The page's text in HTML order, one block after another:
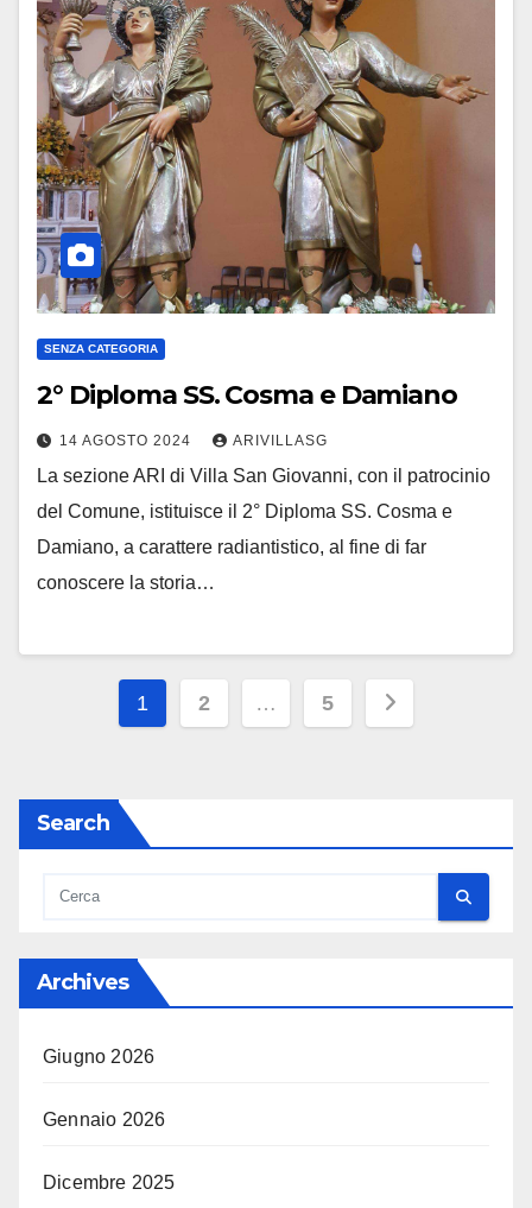
SENZA CATEGORIA
2° Diploma SS. Cosma e Damiano
14 AGOSTO 2024 ARIVILLASG
La sezione ARI di Villa San Giovanni, con il patrocinio
del Comune, istituisce il 2° Diploma SS. Cosma e
Damiano, a carattere radiantistico, al fine di far
conoscere la storia…
Paginazione
articoli
1 2 … 5
Search
Archives
Giugno 2026
Gennaio 2026
Dicembre 2025